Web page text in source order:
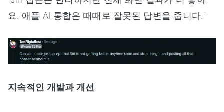
요. 애플 AI 통합은 때때로 잘못된 답변을 줍니다."
지속적인 개발과 개선